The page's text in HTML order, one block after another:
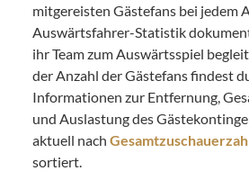
mitgereisten Gästefans bei jedem
Auswärtsfahrer-Statistik
ihr Team zum Auswärtsspiel
der Anzahl der Gästefans findest
Informationen zur Entfernung,
und Auslastung des
aktuell nach
sortiert.